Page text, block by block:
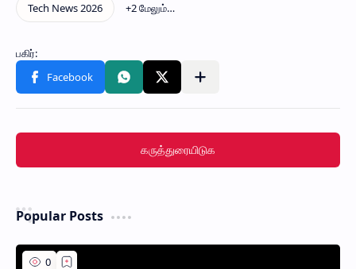
கருத்துரையிடுக
Popular Posts